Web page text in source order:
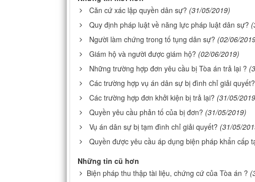
Căn cứ xác lập quyền dân sự? (31/05/2019)
Quy định pháp luật về năng lực pháp luật dân sự?
Người làm chứng trong tố tụng dân sự? (02/06/
Giám hộ và người được giám hộ? (02/06/2019)
Những trường hợp đơn yêu cầu bị Tòa án trả lại ?
Các trường hợp vụ án dân sự bị đình chỉ giải quyết?
Các trường hợp đơn khởi kiện bị trả lại? (31/05/
Quyền yêu cầu phản tố của bị đơn? (31/05/2019)
Vụ án dân sự bị tạm đình chỉ giải quyết? (31/05/
Quyền được yêu cầu áp dụng biện pháp khẩn cấp
Những tin cũ hơn
Biện pháp thu thập tài liệu, chứng cứ của Tòa án ?